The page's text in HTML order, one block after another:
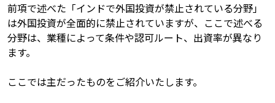
前項で述べた「インドで外国投資が禁止されている分野」
は外国投資が全面的に禁止されていますが、ここで述べる
分野は、業種によって条件や認可ルート、出資率が異なり
ます。
ここでは主だったものをご紹介いたします。